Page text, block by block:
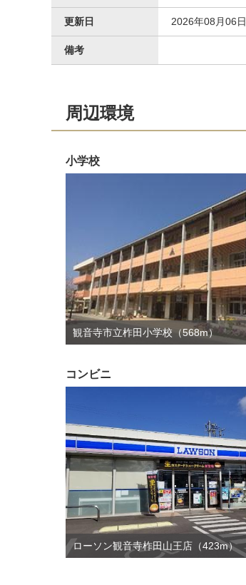
更新日 2026年08月06日
備考
周辺環境
小学校
観音寺市立柞田小学校（568m）
コンビニ
ローソン観音寺柞田山王店（423m）